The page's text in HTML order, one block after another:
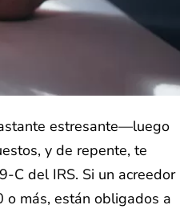
estresante—luego
y de repente, te
C del IRS. Si un acreedor
más, están obligados a